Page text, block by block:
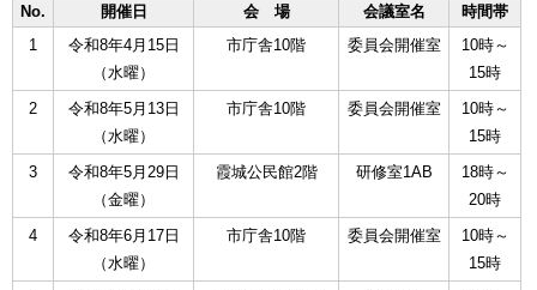
No.
開催日 会 場 会議室名
時間帯
1
令和8年4月15日
（水曜）
市庁舎10階 委員会開催室
10時～
15時
2
令和8年5月13日
（水曜）
市庁舎10階 委員会開催室
10時～
15時
3
令和8年5月29日
（金曜）
霞城公民館2階 研修室1AB
18時～
20時
4
令和8年6月17日
（水曜）
市庁舎10階 委員会開催室
10時～
15時